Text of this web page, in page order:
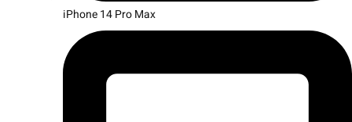
iPhone 14 Pro Max